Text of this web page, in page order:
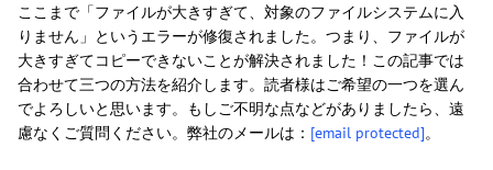
ここまで「ファイルが大きすぎて、対象のファイルシステムに入
りません」というエラーが修復されました。つまり、ファイルが
大きすぎてコピーできないことが解決されました！この記事では
合わせて三つの方法を紹介します。読者様はご希望の一つを選ん
でよろしいと思います。もしご不明な点などがありましたら、遠
慮なくご質問ください。弊社のメールは： [email protected]。